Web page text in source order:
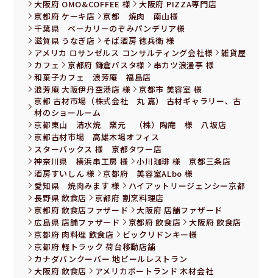
大阪府 OMO&COFFEE 様
大阪府 PIZZA専門店
京都府 ケーキ店
京都 焼肉 南山様
千葉県 ベーカリーのぞみパンデリア様
滋賀県 うなぎ店
そば酒房 徳兵衛 様
アメリカ ロサンゼルス コンサルティング会社様
雑貨屋
カフェ
京都府 鎌倉パスタ様
串カツ浪漫亭 様
和菓子カフェ 浪芳庵 福島店
浪芳庵 大阪伊丹空港店 様
京都市 美容室 様
京都 古材市場（株式会社 丸 嘉） 古材ギャラリー、古
材のショールーム
京都東山 清水焼 窯元 （株）陶庵 様 八坂店
京都古材市場 高雄木場オフィス
スターバックス 様 京都タワー店
神奈川県 横浜串工房 様
小川珈琲 様 京都三条店
酒房すいしん 様
京都府 美容室ALbo 様
愛知県 焼肉みます 様
ハイアットリージェンシー京都
長野県 飲食店
京都府 割烹料理店
京都府 飲食店ファザード
大阪府 店舗ファザード
広島県 店舗ファザード
京都府 飲食店
大阪府 飲食店
京都府 肉料理 飲食店
ビックリドンキー様
京都府 軽トラック 荷台移動店舗
カナダバンクーバー 地ビールレストラン
大阪府 飲食店
アメリカポートランド 木材会社